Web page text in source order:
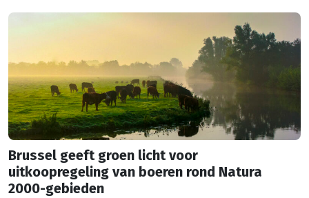
Brussel geeft groen licht voor
uitkoopregeling van boeren rond Natura
2000-gebieden